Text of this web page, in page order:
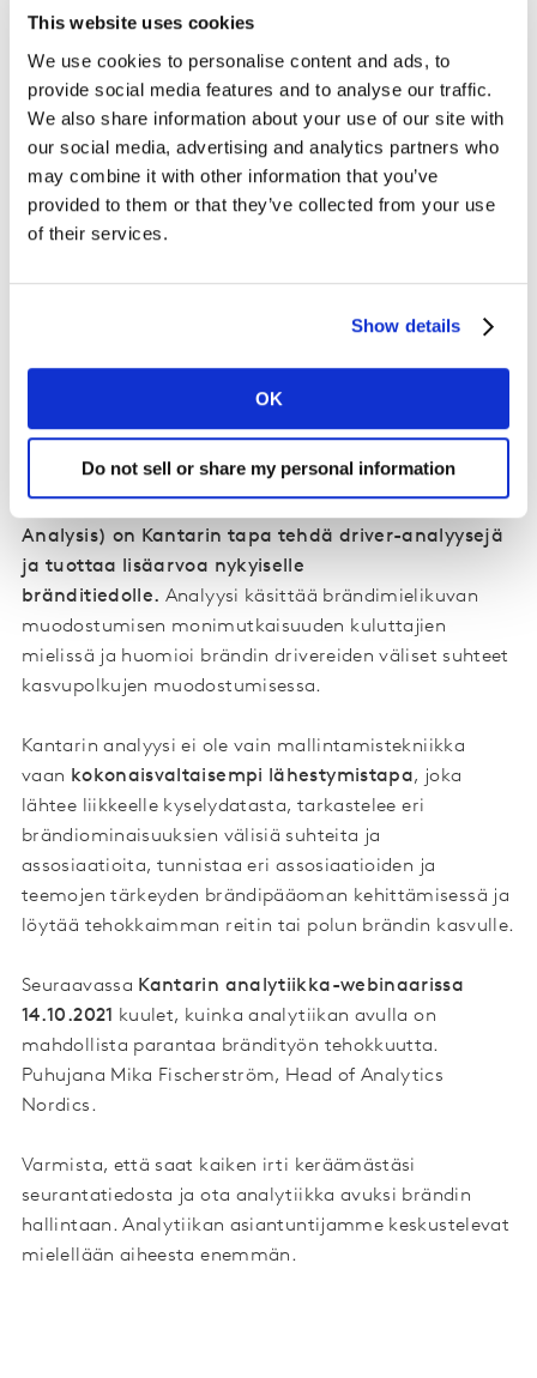
This website uses cookies
We use cookies to personalise content and ads, to
provide social media features and to analyse our traffic.
We also share information about your use of our site with
our social media, advertising and analytics partners who
may combine it with other information that you’ve
provided to them or that they’ve collected from your use
of their services.
Show details
OK
Do not sell or share my personal information
brändin. Brändi on lähinnä mentaalinen verkosto
toisiinsa liittyviä ominaisuuksia ja assosiaatioita, joista
jotkut korreloivat voimakkaammin toistensa kanssa ja
toiset vähemmän.
Brändikäsityksen muodostumiseen vaikuttaa
verkosto brändiominaisuuksia
merkityksellisimmät kasvun ajurit. Apuna yhtälön
ratkaisussa toimivat mm. driver-analyysit, joiden
avulla päästään kurkistamaan syvemmälle brändin
menestykseen ja kasvuun liittyviin tekijöihin.
Analysis) on Kantarin tapa tehdä driver-analyysejä
ja tuottaa lisäarvoa nykyiselle
bränditiedolle. Analyysi käsittää brändimielikuvan
muodostumisen monimutkaisuuden kuluttajien
mielissä ja huomioi brändin drivereiden väliset suhteet
kasvupolkujen muodostumisessa.
Kantarin analyysi ei ole vain mallintamistekniikka
vaan kokonaisvaltaisempi lähestymistapa, joka
lähtee liikkeelle kyselydatasta, tarkastelee eri
brändiominaisuuksien välisiä suhteita ja
assosiaatioita, tunnistaa eri assosiaatioiden ja
teemojen tärkeyden brändipääoman kehittämisessä ja
löytää tehokkaimman reitin tai polun brändin kasvulle.
Seuraavassa Kantarin analytiikka-webinaarissa
14.10.2021
kuulet, kuinka analytiikan avulla on
mahdollista parantaa brändityön tehokkuutta.
Puhujana Mika Fischerström, Head of Analytics
Nordics.
Varmista, että saat kaiken irti keräämästäsi
seurantatiedosta ja ota analytiikka avuksi brändin
hallintaan. Analytiikan asiantuntijamme keskustelevat
mielellään aiheesta enemmän.